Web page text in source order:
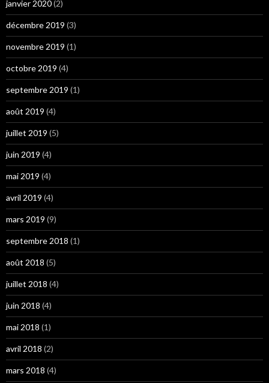
janvier 2020(2)
décembre 2019 (3)
novembre 2019 (1)
octobre 2019 (4)
septembre 2019 (1)
août 2019 (4)
juillet 2019 (5)
juin 2019 (4)
mai 2019 (4)
avril 2019 (4)
mars 2019 (9)
septembre 2018 (1)
août 2018 (5)
juillet 2018 (4)
juin 2018 (4)
mai 2018 (1)
avril 2018 (2)
mars 2018 (4)